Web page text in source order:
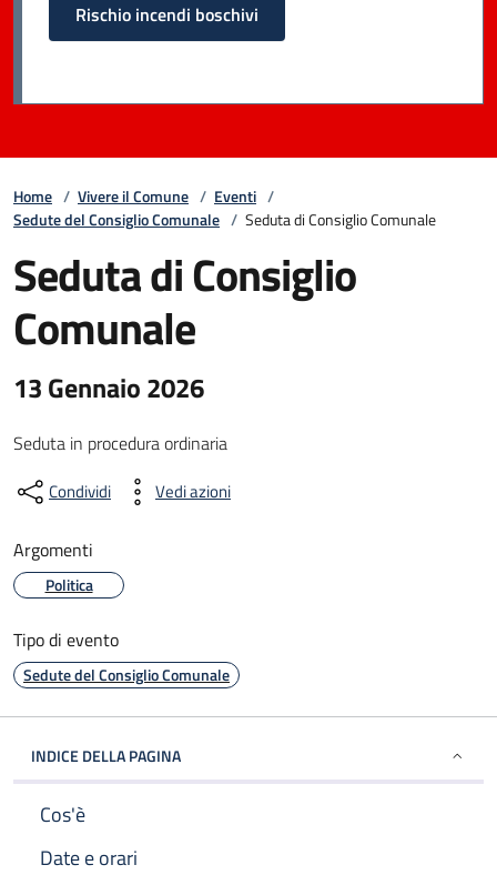
Rischio incendi boschivi
Home / Vivere il Comune / Eventi /
Sedute del Consiglio Comunale / Seduta di Consiglio Comunale
Seduta di Consiglio
Comunale
13 Gennaio 2026
Seduta in procedura ordinaria
Condividi Vedi azioni
Argomenti
Politica
Tipo di evento
Sedute del Consiglio Comunale
INDICE DELLA PAGINA
Cos'è
Date e orari